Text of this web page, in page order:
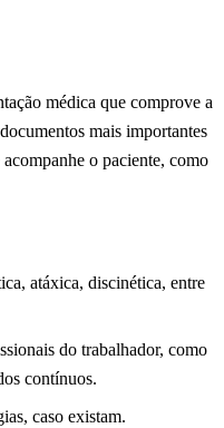
médica que comprove a
mais importantes
o paciente, como
atáxica, discinética, entre
do trabalhador, como
contínuos.
caso existam.